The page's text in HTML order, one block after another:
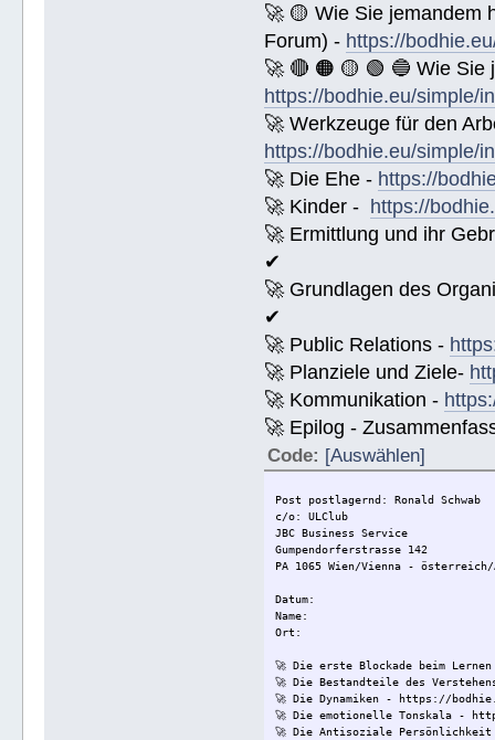
🚀 🟡 Wie Sie jemandem
Forum) - https://
🚀 🔴 🟠 🟡 🟢 🔵 Wie Sie
https://bodhie.eu/simple/
🚀 Werkzeuge für den
https://bodhie.eu/simple/
🚀 Die Ehe - https://
🚀 Kinder - https://
🚀 Ermittlung und ihr
✔
🚀 Grundlagen des
✔
🚀 Public Relations -
🚀 Planziele und Ziele-
🚀 Kommunikation -
🚀 Epilog -
Code: [Auswählen]
Post postlagernd: Ronald Schwab
c/o: ULClub
JBC Business Service
Gumpendorferstrasse 142
PA 1065 Wien/Vienna -
Datum:
Name:
Ort:
🚀 Die erste Blockade beim
🚀 Die Bestandteile des
🚀 Die Dynamiken - https://
🚀 Die emotionelle Tonskala -
🚀 Die Antisoziale